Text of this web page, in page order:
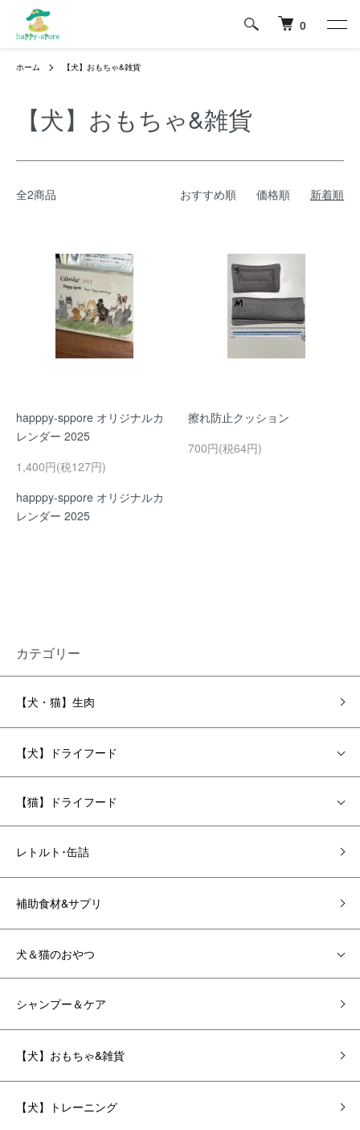
0
ホーム 【犬】おもちゃ&雑貨
【犬】おもちゃ&雑貨
全2商品 おすすめ順 価格順 新着順
happpy-sppore オリジナルカ
レンダー 2025
1,400円(税127円)
happpy-sppore オリジナルカ
レンダー 2025
擦れ防止クッション
700円(税64円)
カテゴリー
【犬・猫】生肉
【犬】ドライフード
【猫】ドライフード
レトルト･缶詰
補助食材&サプリ
犬＆猫のおやつ
シャンプー＆ケア
【犬】おもちゃ&雑貨
【犬】トレーニング